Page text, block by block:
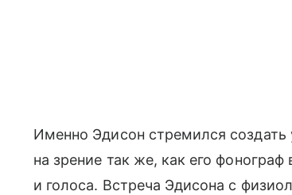
Именно Эдисон стремился создать
на зрение так же, как его
и голоса. Встреча Эдисона с